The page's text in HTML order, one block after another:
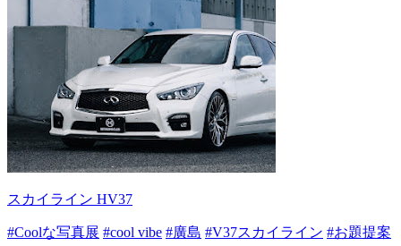
スカイライン HV37
#Coolな写真展 #cool vibe #廣島 #V37スカイライン #お題提案